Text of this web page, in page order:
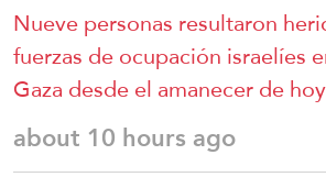
Nueve personas resultaron
fuerzas de ocupación israelíes
Gaza desde el amanecer de hoy
about 10 hours ago